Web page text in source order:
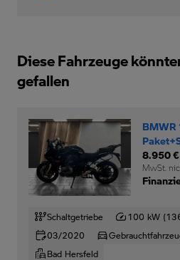
Diese Fahrzeuge
gefallen
BMWR
8.950 €
MwSt.
Schaltgetriebe 100 kW
03/2020
Bad Hersfeld